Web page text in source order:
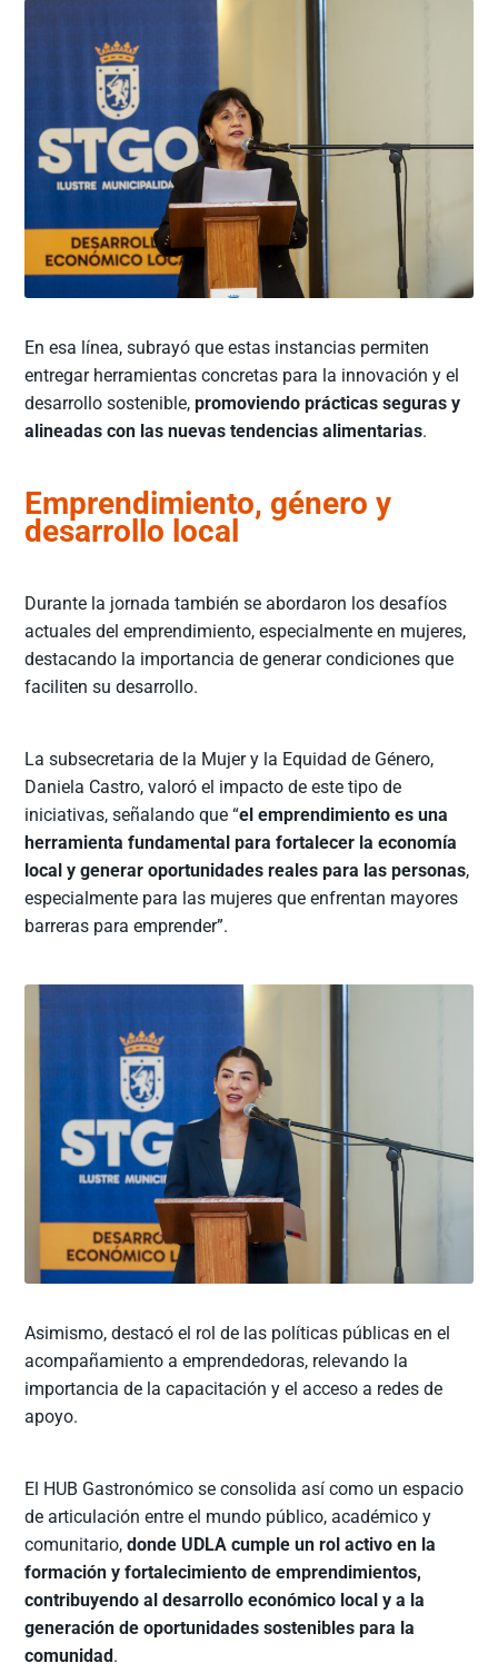
En esa línea, subrayó que estas instancias permiten
entregar herramientas concretas para la innovación y el
desarrollo sostenible,promoviendo prácticas seguras y
alineadas con las nuevas tendencias alimentarias.
Emprendimiento, género y
desarrollo local
Durante la jornada también se abordaron los desafíos
actuales del emprendimiento, especialmente en mujeres,
destacando la importancia de generar condiciones que
faciliten su desarrollo.
La subsecretaria de la Mujer y la Equidad de Género,
Daniela Castro, valoró el impacto de este tipo de
iniciativas, señalando que “el emprendimiento es una
herramienta fundamental para fortalecer la economía
local y generar oportunidades reales para las personas,
especialmente para las mujeres que enfrentan mayores
barreras para emprender”.
Asimismo, destacó el rol de las políticas públicas en el
acompañamiento a emprendedoras, relevando la
importancia de la capacitación y el acceso a redes de
apoyo.
El HUB Gastronómico se consolida así como un espacio
de articulación entre el mundo público, académico y
comunitario,donde UDLA cumple un rol activo en la
formación y fortalecimiento de emprendimientos,
contribuyendo al desarrollo económico local y a la
generación de oportunidades sostenibles para la
comunidad.